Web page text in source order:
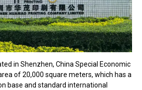
in Shenzhen, China Special Economic
of 20,000 square meters, which has a
base and standard international